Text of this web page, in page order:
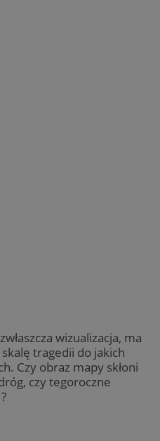
wizualizacja, ma
tragedii do jakich
Czy obraz mapy skłoni
czy tegoroczne